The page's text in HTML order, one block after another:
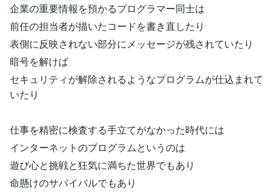
企業の重要情報を預かるプログラマー同士は
前任の担当者が描いたコードを書き直したり
表側に反映されない部分にメッセージが残されていたり
暗号を解けば
セキュリティが解除されるようなプログラムが仕込まれて
いたり
仕事を精密に検査する手立てがなかった時代には
インターネットのプログラムというのは
遊び心と挑戦と狂気に満ちた世界でもあり
命懸けのサバイバルでもあり